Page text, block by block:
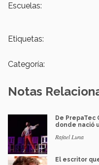
Escuelas:
Etiquetas:
Categoría:
Notas
De PrepaTec
donde nació
Rafael Luna
El escritor